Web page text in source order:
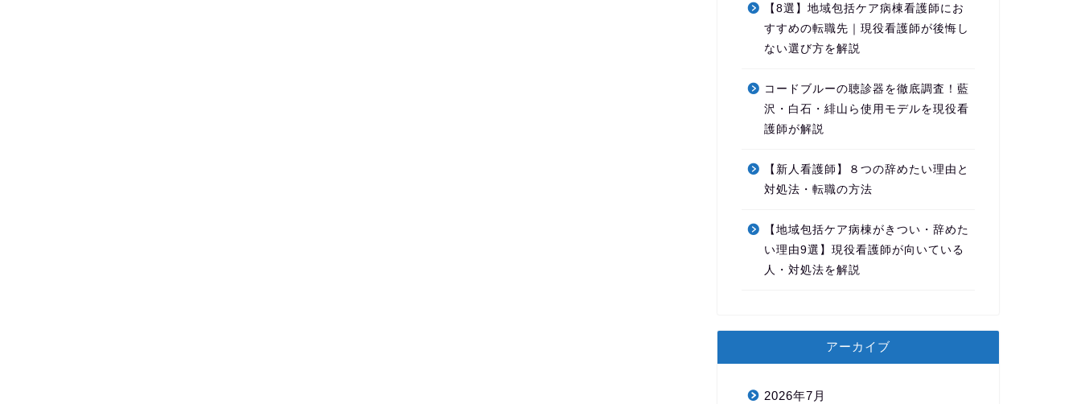
【8選】地域包括ケア病棟看護師にお
すすめの転職先｜現役看護師が後悔し
ない選び方を解説
コードブルーの聴診器を徹底調査！藍
沢・白石・緋山ら使用モデルを現役看
護師が解説
【新人看護師】８つの辞めたい理由と
対処法・転職の方法
【地域包括ケア病棟がきつい・辞めた
い理由9選】現役看護師が向いている
人・対処法を解説
アーカイブ
2026年7月